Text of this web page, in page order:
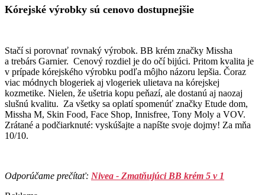
Kórejské výrobky sú cenovo dostupnejšie
Stačí si porovnať rovnaký výrobok. BB krém značky Missha
a trebárs Garnier. Cenový rozdiel je do očí bijúci. Pritom kvalita je
v prípade kórejského výrobku podľa môjho názoru lepšia. Čoraz
viac módnych blogeriek aj vlogeriek ulietava na kórejskej
kozmetike. Nielen, že ušetria kopu peňazí, ale dostanú aj naozaj
slušnú kvalitu. Za všetky sa oplatí spomenúť značky Etude dom,
Missha M, Skin Food, Face Shop, Innisfree, Tony Moly a VOV.
Zrátané a podčiarknuté: vyskúšajte a napíšte svoje dojmy! Za mňa
10/10.
Odporúčame prečítať: Nivea - Zmatňujúci BB krém 5 v 1